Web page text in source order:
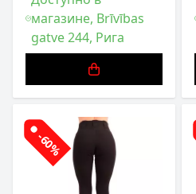
магазине, Brīvības
gatve 244, Рига
-60%